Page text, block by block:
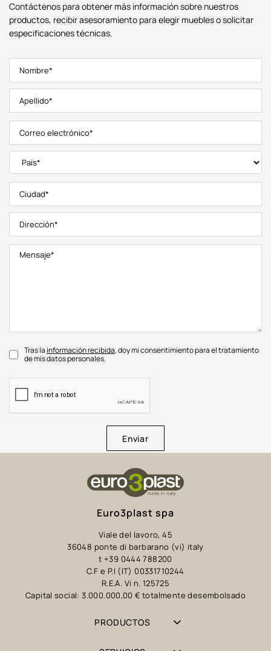
Contáctenos para obtener más información sobre nuestros
productos, recibir asesoramiento para elegir muebles o solicitar
especificaciones técnicas.
Tras la información recibida, doy mi consentimiento para el tratamiento
de mis datos personales.
Enviar
Euro3plast spa
Viale del lavoro, 45
36048 ponte di barbarano (vi) italy
t +39 0444 788200
C.F e P.I (IT) 00331710244
R.E.A. Vi n. 125725
Capital social: 3.000.000,00 € totalmente desembolsado
PRODUCTOS